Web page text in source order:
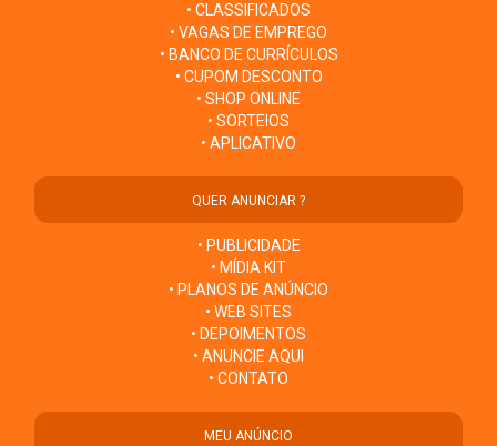
• CLASSIFICADOS
• VAGAS DE EMPREGO
• BANCO DE CURRÍCULOS
• CUPOM DESCONTO
• SHOP ONLINE
• SORTEIOS
• APLICATIVO
QUER ANUNCIAR ?
• PUBLICIDADE
• MÍDIA KIT
• PLANOS DE ANÚNCIO
• WEB SITES
• DEPOIMENTOS
• ANUNCIE AQUI
• CONTATO
MEU ANÚNCIO